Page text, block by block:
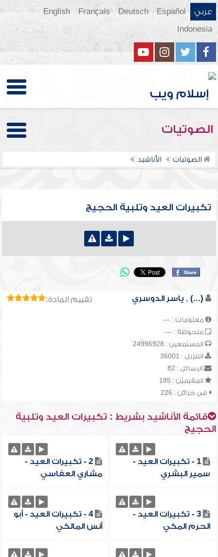
عربي Español
Deutsch
Français
English
Indonesia
الصوتيات
الصوتيات الأناشيد
تكبيرات العيد وتلبية الحجيج
تقييم المادة: (...)
, ياسر الدوسري
معلومات : ---
ملحوظة : ---
المستمعين : 24996928
التنزيل : 36001
الرسائل : 82
المقيميّن : 185
في خزائن : 226
قائمة الأناشيد بشريط : تكبيرات العيد وتلبية
الحجيج
1 - تكبيرات العيد -
سمير البشري
2 - تكبيرات العيد -
مشاري العفاسي
3 - تكبيرات العيد -
الحرم المكي
4 - تكبيرات العيد - أبو
أنس المالكي